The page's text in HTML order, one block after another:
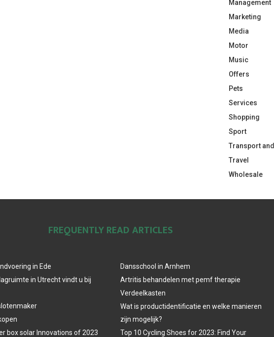
Management
Marketing
Media
Motor
Music
Offers
Pets
Services
Shopping
Sport
Transport
Travel
Wholesale
FREQUENTLY READ ARTICLES
in Ede
in Utrecht vindt u bij
box solar Innovations of 2023
Dansschool in Arnhem
Artritis behandelen met pemf therapie
Verdeelkasten
Wat is productidentificatie en welke manieren
zijn mogelijk?
Top 10 Cycling Shoes for 2023: Find Your